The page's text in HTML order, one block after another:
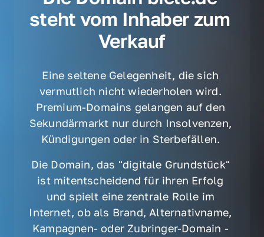
steht vom Inhaber zum
Verkauf
Eine seltene Gelegenheit, die sich
vermutlich nicht wiederholen wird.
Premium-Domains gelangen auf den
Sekundärmarkt nur durch Insolvenzen,
Kündigungen oder in Sterbefällen.
Die Domain, das "digitale Grundstück"
ist mitentscheidend für ihren Erfolg
und spielt eine zentrale Rolle im
Internet, ob als Brand, Alternativname,
Kampagnen- oder Zubringer-Domain -